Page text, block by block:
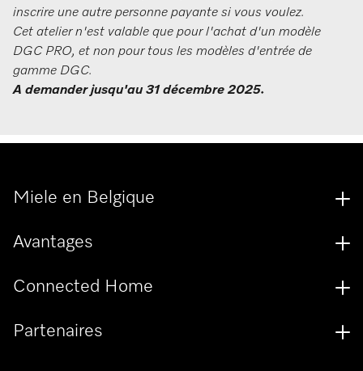
inscrire une autre personne payante si vous voulez.
Cet atelier n'est valable que pour l'achat d'un modèle
DGC PRO, et non pour tous les modèles d'entrée de
gamme DGC.
A demander jusqu'au 31 décembre 2025.
Miele en Belgique
Avantages
Connected Home
Partenaires